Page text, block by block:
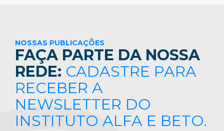
NOSSAS PUBLICAÇÕES
FAÇA PARTE DA NOSSA
REDE: CADASTRE PARA
RECEBER A
NEWSLETTER DO
INSTITUTO ALFA E BETO.